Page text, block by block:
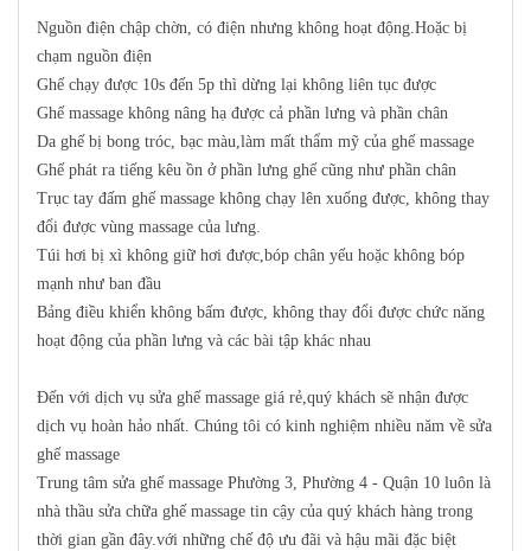
Nguồn điện chập chờn, có điện nhưng không hoạt động.Hoặc bị
chạm nguồn điện
Ghế chạy được 10s đến 5p thì dừng lại không liên tục được
Ghế massage không nâng hạ được cả phần lưng và phần chân
Da ghế bị bong tróc, bạc màu,làm mất thẩm mỹ của ghế massage
Ghế phát ra tiếng kêu ồn ở phần lưng ghế cũng như phần chân
Trục tay đấm ghế massage không chạy lên xuống được, không thay
đổi được vùng massage của lưng.
Túi hơi bị xì không giữ hơi được,bóp chân yếu hoặc không bóp
mạnh như ban đầu
Bảng điều khiển không bấm được, không thay đổi được chức năng
hoạt động của phần lưng và các bài tập khác nhau
Đến với dịch vụ sửa ghế massage giá rẻ,quý khách sẽ nhận được
dịch vụ hoàn hảo nhất. Chúng tôi có kinh nghiệm nhiều năm về sửa
ghế massage
Trung tâm sửa ghế massage Phường 3, Phường 4 - Quận 10 luôn là
nhà thầu sửa chữa ghế massage tin cậy của quý khách hàng trong
thời gian gần đây.với những chế độ ưu đãi và hậu mãi đặc biệt